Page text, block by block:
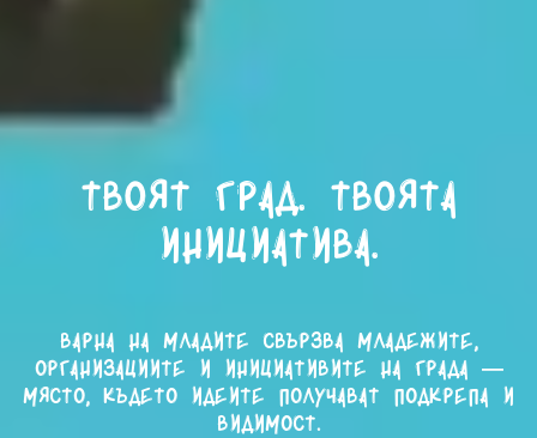
Твоят град. Твоята
инициатива.
Варна на младите свързва младежите,
организациите и инициативите на града —
място, където идеите получават подкрепа и
видимост.